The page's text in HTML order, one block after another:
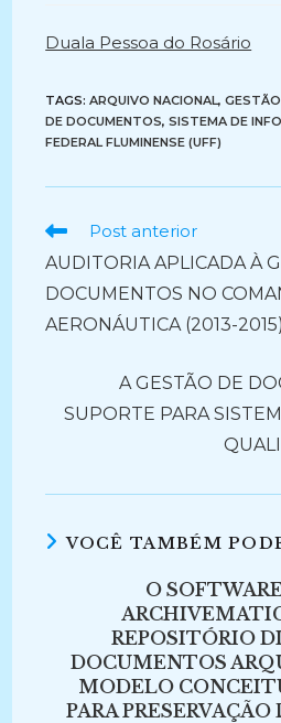
Duala Pessoa do Rosário
TAGS:ARQUIVO NACIONAL,
DE DOCUMENTOS, SISTEMA DE
FEDERAL FLUMINENSE (UFF)
Ler
artigos
Post anterior
AUDITORIA APLICADA À
DOCUMENTOS NO
AERONÁUTICA (2013-2015)
A GESTÃO DE
SUPORTE PARA
VOCÊ TAMBÉM
O
REPOSITÓRIO
DOCUMENTOS
MODELO
PARA